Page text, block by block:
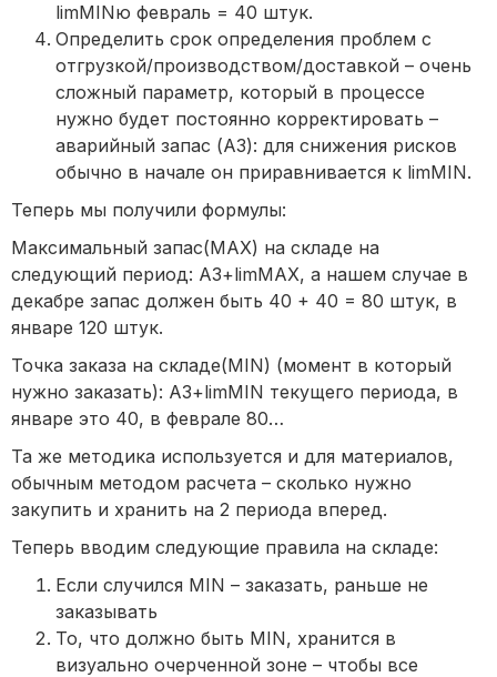
limMINю февраль = 40 штук.
Определить срок определения проблем с
отгрузкой/производством/доставкой – очень
сложный параметр, который в процессе
нужно будет постоянно корректировать –
аварийный запас (АЗ): для снижения рисков
обычно в начале он приравнивается к limMIN.
Теперь мы получили формулы:
Максимальный запас(MAX) на складе на
следующий период: АЗ+limMAX, а нашем случае в
декабре запас должен быть 40 + 40 = 80 штук, в
январе 120 штук.
Точка заказа на складе(MIN) (момент в который
нужно заказать): АЗ+limMIN текущего периода, в
январе это 40, в феврале 80…
Та же методика используется и для материалов,
обычным методом расчета – сколько нужно
закупить и хранить на 2 периода вперед.
Теперь вводим следующие правила на складе:
Если случился MIN – заказать, раньше не
заказывать
То, что должно быть MIN, хранится в
визуально очерченной зоне – чтобы все